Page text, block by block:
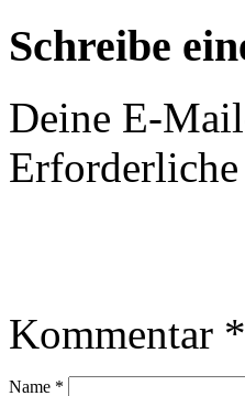
Schreibe
Deine E-
Kommentar *
Name *